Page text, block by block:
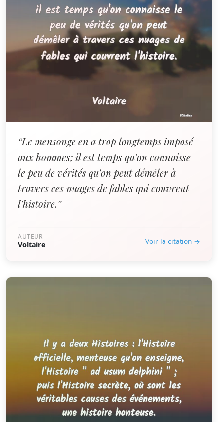
“Le mensonge en a trop longtemps imposé
aux hommes; il est temps qu'on connaisse
le peu de vérités qu'on peut démêler à
travers ces nuages de fables qui couvrent
l'histoire.”
AUTEUR
Voltaire Voir la citation →